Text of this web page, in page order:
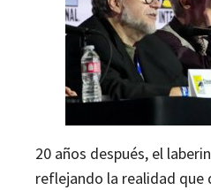
20 años después, el
reflejando la realidad que